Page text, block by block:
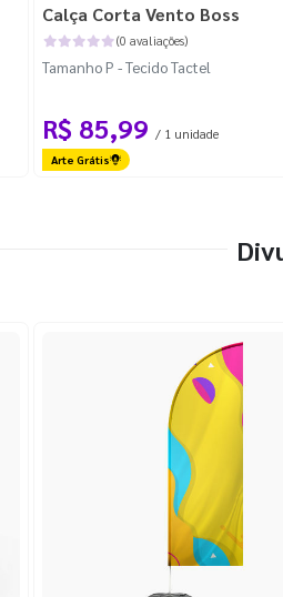
Calça Corta Vento Boss
(0 avaliações)
Tamanho P - Tecido Tactel
R$ 85,99 / 1 unidade
Arte Grátis